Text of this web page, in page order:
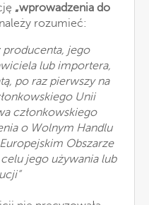
„wprowadzenia do
rozumieć:
producenta, jego
lub importera,
po raz pierwszy na
Unii
członkowskiego
o Wolnym Handlu
Obszarze
jego używania lub